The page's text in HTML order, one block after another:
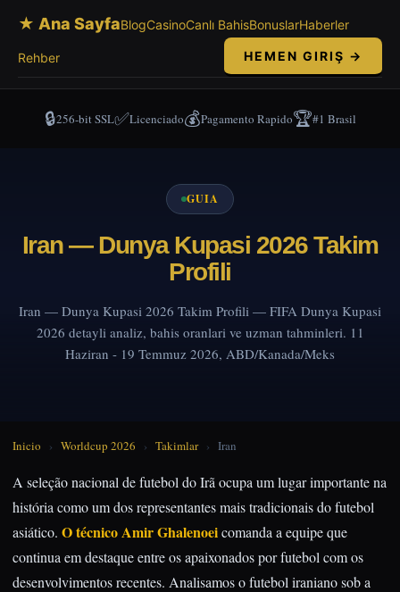
★ Ana SayfaBlogCasinoCanlı BahisBonuslarHaberler
Rehber HEMEN GIRIŞ →
🔒256-bit SSL✅Licenciado💰Pagamento Rapido🏆#1 Brasil
GUIA
Iran — Dunya Kupasi 2026 Takim
Profili
Iran — Dunya Kupasi 2026 Takim Profili — FIFA Dunya Kupasi
2026 detayli analiz, bahis oranlari ve uzman tahminleri. 11
Haziran - 19 Temmuz 2026, ABD/Kanada/Meks
Inicio › Worldcup 2026 › Takimlar › Iran
A seleção nacional de futebol do Irã ocupa um lugar importante na
história como um dos representantes mais tradicionais do futebol
asiático. O técnico Amir Ghalenoeicomanda a equipe que
continua em destaque entre os apaixonados por futebol com os
desenvolvimentos recentes. Analisamos o futebol iraniano sob a